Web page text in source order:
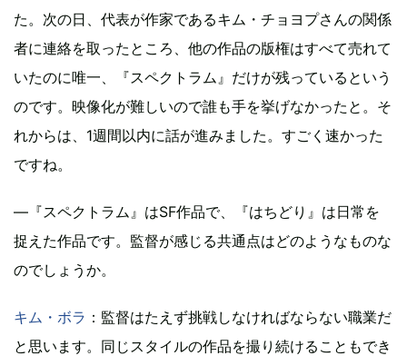
た。次の日、代表が作家であるキム・チョヨプさんの関係
者に連絡を取ったところ、他の作品の版権はすべて売れて
いたのに唯一、『スペクトラム』だけが残っているという
のです。映像化が難しいので誰も手を挙げなかったと。そ
れからは、1週間以内に話が進みました。すごく速かった
ですね。
―『スペクトラム』はSF作品で、『はちどり』は日常を
捉えた作品です。監督が感じる共通点はどのようなものな
のでしょうか。
キム・ボラ ：監督はたえず挑戦しなければならない職業だ
と思います。同じスタイルの作品を撮り続けることもでき